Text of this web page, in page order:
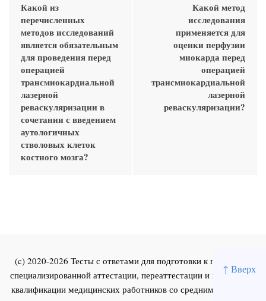
↑ Вверх
Какой из
перечисленных
методов исследований
является обязательным
для проведения перед
операцией
трансмиокардиальной
лазерной
реваскуляризации в
сочетании с введением
аутологичных
стволовых клеток
костного мозга?
Какой метод
исследования
применяется для
оценки перфузии
миокарда перед
операцией
трансмиокардиальной
лазерной
реваскуляризации?
(c) 2020-2026 Тесты с ответами для подготовки к первичной
специализированной аттестации, переаттестации и повышения
квалификации медицинских работников со средним и высшим